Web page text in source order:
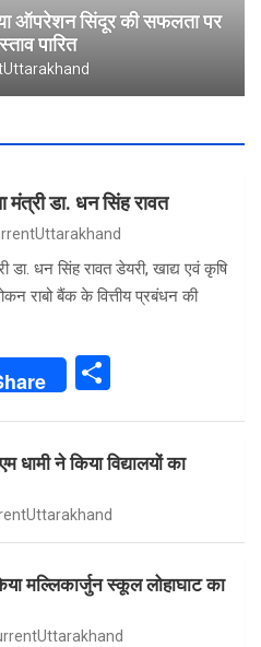
ऑपरेशन सिंदूर की सफलता पर
पारित
मंत्री डा. धन सिंह रावत
डा. धन सिंह रावत डेयरी, खाद्य एवं कृषि
राबो बैंक के वित्तीय प्रबंधन की
ar
e
धामी ने किया विद्यालयों का
मल्लिकार्जुन स्कूल लोहाघाट का